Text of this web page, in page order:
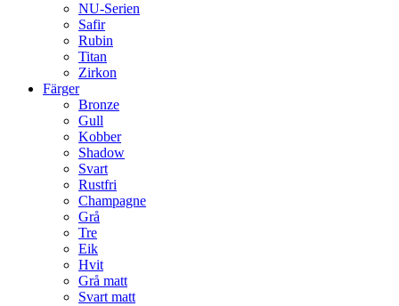
NU-Serien
Safir
Rubin
Titan
Zirkon
Färger
Bronze
Gull
Kobber
Shadow
Svart
Rustfri
Champagne
Grå
Tre
Eik
Hvit
Grå matt
Svart matt